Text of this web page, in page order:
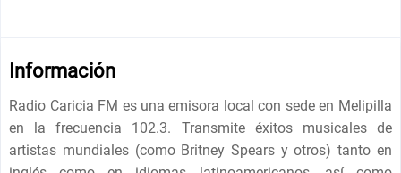
Información
Radio Caricia FM es una emisora ​​local con sede en Melipilla
en la frecuencia 102.3. Transmite éxitos musicales de
artistas mundiales (como Britney Spears y otros) tanto en